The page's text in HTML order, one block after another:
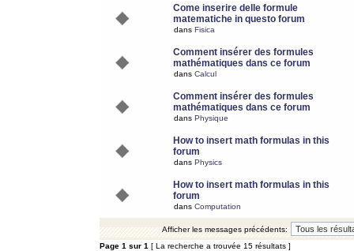
Come inserire delle formule
matematiche in questo forum
dans Fisica
Comment insérer des formules
mathématiques dans ce forum
dans Calcul
Comment insérer des formules
mathématiques dans ce forum
dans Physique
How to insert math formulas in this
forum
dans Physics
How to insert math formulas in this
forum
dans Computation
Afficher les messages précédents:
Page 1 sur 1 [ La recherche a trouvée 15 résultats ]